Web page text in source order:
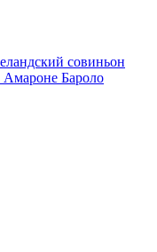
совиньон
Амароне Бароло